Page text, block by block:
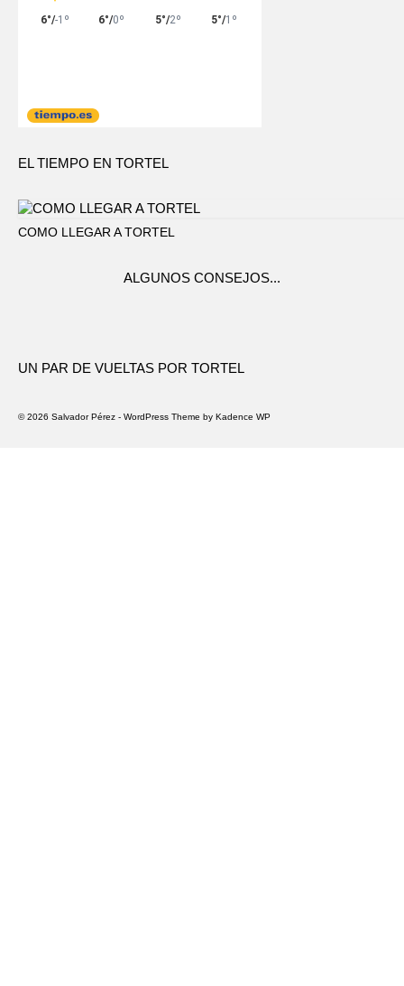
EL TIEMPO EN TORTEL
COMO LLEGAR A TORTEL
ALGUNOS CONSEJOS...
UN PAR DE VUELTAS POR TORTEL
© 2026 Salvador Pérez - WordPress Theme by Kadence WP